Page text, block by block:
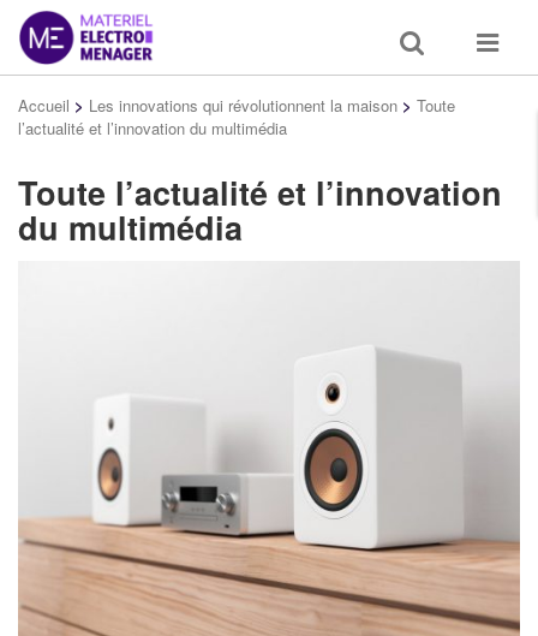
Toggle
search
Toggle
Accueil > Les innovations qui révolutionnent la maison > Toute
l’actualité et l’innovation du multimédia
Toute l’actualité et l’innovation
du multimédia